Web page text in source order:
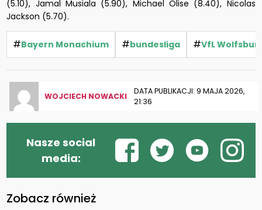
(5.10), Jamal Musiala (5.90), Michael Olise (8.40), Nicolas
Jackson (5.70).
#Bayern Monachium #bundesliga #VfL
WOJCIECH NOWACKI
DATA PUBLIKACJI: 9 MAJA 2026,
21:36
Nasze social
media:
Zobacz również